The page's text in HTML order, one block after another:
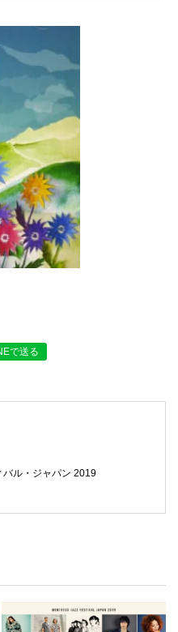
で送る
バル・ジャパン 2019